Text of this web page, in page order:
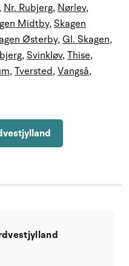
Nr. Rubjerg, Nørlev,
Midtby,Skagen
Østerby, Gl. Skagen,
,Svinkløv,Thise,
,Tversted,Vangså,